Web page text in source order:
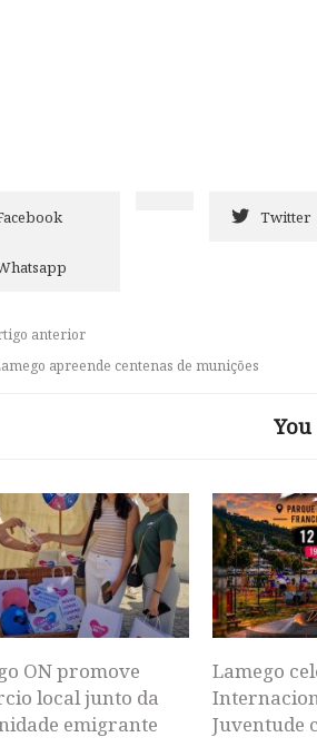
Twitter
anterior
apreende centenas de munições
ON promove
local junto da
emigrante
Lamego
Juventude